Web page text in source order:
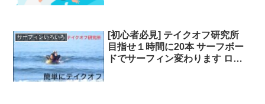
サーフィンいろいろ
[初心者必見] テイクオフ研究所
目指せ１時間に20本 サーフボー
ドでサーフィン変わります ロン